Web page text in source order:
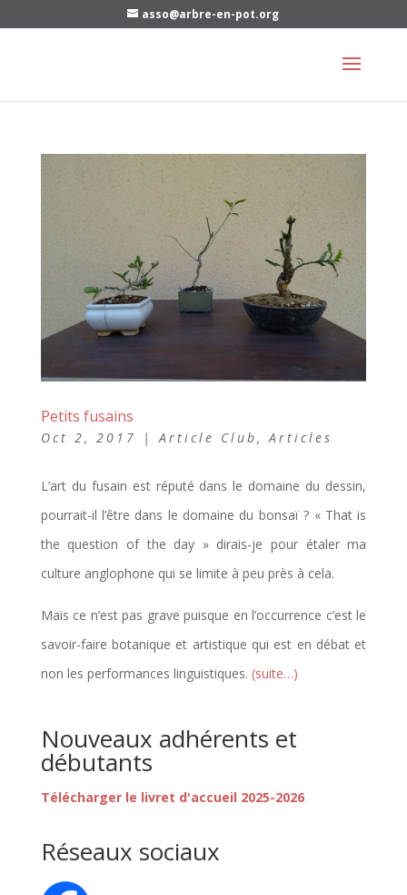
asso@arbre-en-pot.org
Petits fusains
Oct 2, 2017 |Article Club,Articles
L’art du fusain est réputé dans le domaine du dessin,
pourrait-il l’être dans le domaine du bonsaï ? « That is
the question of the day » dirais-je pour étaler ma
culture anglophone qui se limite à peu près à cela.
Mais ce n’est pas grave puisque en l’occurrence c’est le
savoir-faire botanique et artistique qui est en débat et
non les performances linguistiques. (suite…)
Nouveaux adhérents et
débutants
Télécharger le livret d'accueil 2025-2026
Réseaux sociaux